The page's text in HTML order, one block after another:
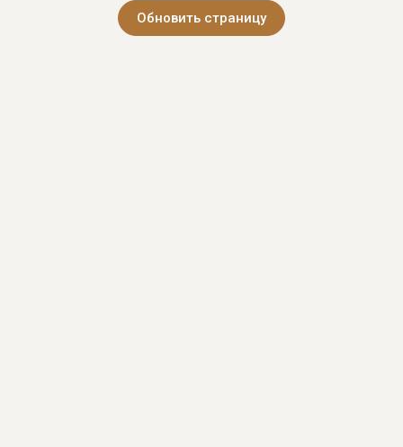
Обновить страницу